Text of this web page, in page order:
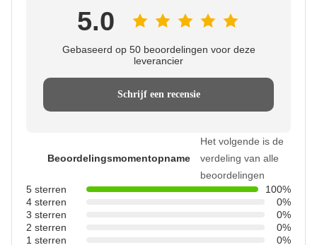
5.0
Gebaseerd op 50 beoordelingen voor deze
leverancier
Schrijf een recensie
Beoordelingsmomentopname
Het volgende is de
verdeling van alle
beoordelingen
5 sterren
100%
4 sterren
0%
3 sterren
0%
2 sterren
0%
1 sterren
0%